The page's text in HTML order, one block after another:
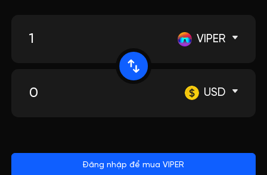
VIPER
USD
Đăng nhập để mua VIPER